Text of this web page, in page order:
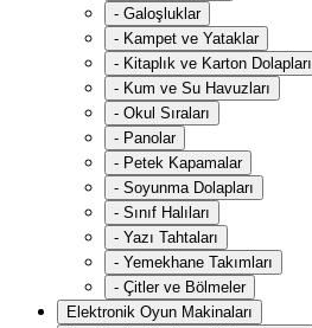
- Galoşluklar
- Kampet ve Yataklar
- Kitaplık ve Karton Dolapları
- Kum ve Su Havuzları
- Okul Sıraları
- Panolar
- Petek Kapamalar
- Soyunma Dolapları
- Sınıf Halıları
- Yazı Tahtaları
- Yemekhane Takımları
- Çitler ve Bölmeler
Elektronik Oyun Makinaları